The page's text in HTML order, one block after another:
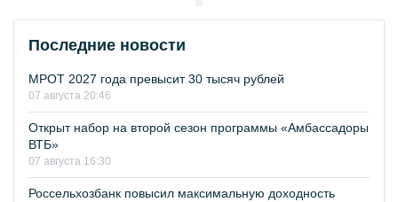
Последние новости
МРОТ 2027 года превысит 30 тысяч рублей
07 августа 20:46
Открыт набор на второй сезон программы «Амбассадоры
ВТБ»
07 августа 16:30
Россельхозбанк повысил максимальную доходность